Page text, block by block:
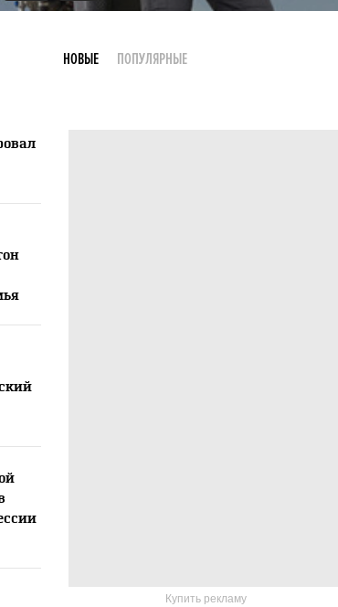
НОВЫЕ ПОПУЛЯРНЫЕ
Купить рекламу